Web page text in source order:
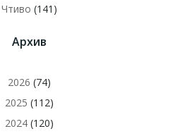
Чтиво (141)
Архив
2026 (74)
2025 (112)
2024(120)